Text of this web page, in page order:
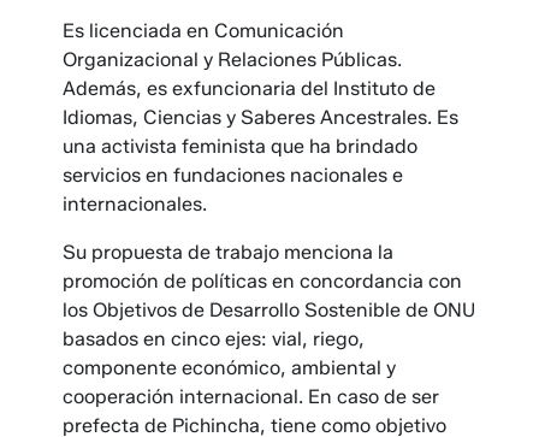
Es licenciada en Comunicación
Organizacional y Relaciones Públicas.
Además, es exfuncionaria del Instituto de
Idiomas, Ciencias y Saberes Ancestrales. Es
una activista feminista que ha brindado
servicios en fundaciones nacionales e
internacionales.
Su propuesta de trabajo menciona la
promoción de políticas en concordancia con
los Objetivos de Desarrollo Sostenible de ONU
basados en cinco ejes: vial, riego,
componente económico, ambiental y
cooperación internacional. En caso de ser
prefecta de Pichincha, tiene como objetivo